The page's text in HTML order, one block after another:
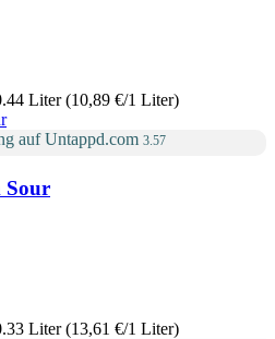
Liter (10,89 €/1 Liter)
3.57
Sour
Liter (13,61 €/1 Liter)